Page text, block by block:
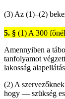
(3) Az (1)–(2)
5. § (1) A 300
Amennyiben a
tanfolyamot
lakosság
(2) A
hogy — szükség